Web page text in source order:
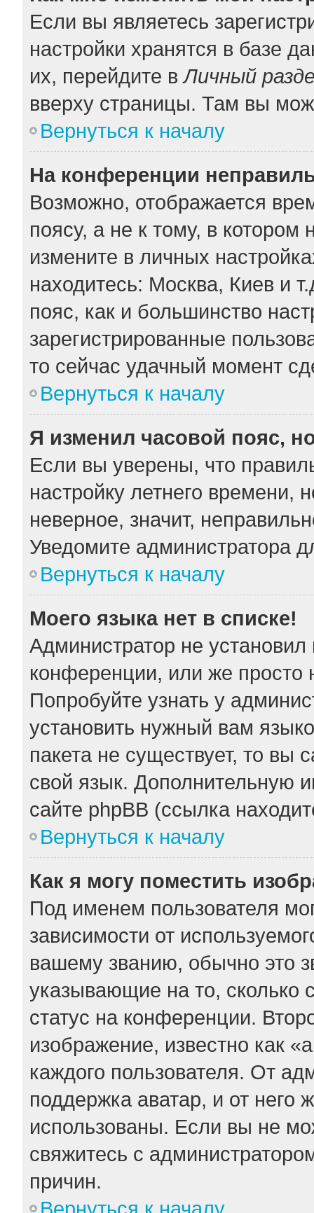
Если вы являетесь
настройки хранятся в базе
их, перейдите вЛичный
вверху страницы. Там вы
Вернуться к началу
На конференции
Возможно, отображается
поясу, а не к тому, в
измените в личных
находитесь: Москва, Киев и
пояс, как и большинство
зарегистрированные
то сейчас удачный момент
Вернуться к началу
Я изменил часовой пояс,
Если вы уверены, что
настройку летнего времени,
неверное, значит,
Уведомите администратора
Вернуться к началу
Моего языка нет в списке!
Администратор не
конференции, или же просто
Попробуйте узнать у
установить нужный вам
пакета не существует, то вы
свой язык. Дополнительную
сайте phpBB (ссылка
Вернуться к началу
Как я могу поместить
Под именем пользователя
зависимости от
вашему званию, обычно это
указывающие на то,
статус на конференции.
изображение, известно как
каждого пользователя. От
поддержка аватар, и от него
использованы. Если вы не
свяжитесь с
причин.